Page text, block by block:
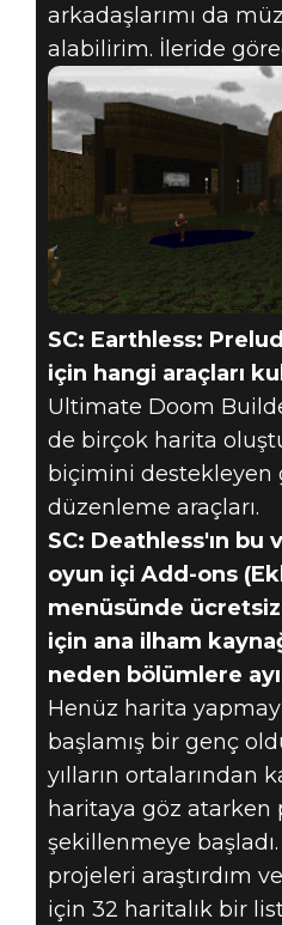
arkadaşlarımı da
alabilirim. İleride
SC: Earthless:
için hangi araçları
Ultimate Doom
de birçok harita
biçimini destekleyen
düzenleme araçları.
SC: Deathless'ın bu
oyun içi Add-ons
menüsünde
için ana ilham
neden bölümlere
Henüz harita
başlamış bir genç
yılların ortalarından
haritaya göz atarken
şekillenmeye
projeleri araştırdım
için 32 haritalık bir